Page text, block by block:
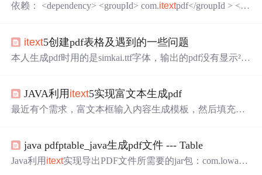
依赖： <dependency> <groupId> com.itextpdf</groupId > <art
itext5创建pdf表格及遇到的一些问题
本人生成pdf时用的是simkai.ttf字体，输出的pdf没有显示²上
JAVA利用 itext5实现富文本生成pdf
最近有个需求，富文本框输入内容生成模板，然后填充内
坑，为了后来人能少走点弯路，特献上源码，废话不多
说，上图！ 成品图啦~~ 当然这是源码啦~~ /** * @author k
java pdfptable_java生成pdf文件 --- Table
Java利用 itext实现导出PDF文件所需要的jar包：com.lowagi